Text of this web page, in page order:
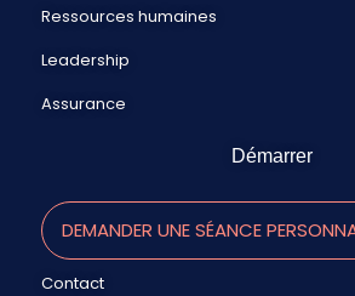
Ressources humaines
Leadership
Assurance
Démarrer
DEMANDER UNE SÉANCE
Contact